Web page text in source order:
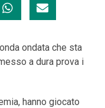
ondata che sta
a dura prova i
hanno giocato